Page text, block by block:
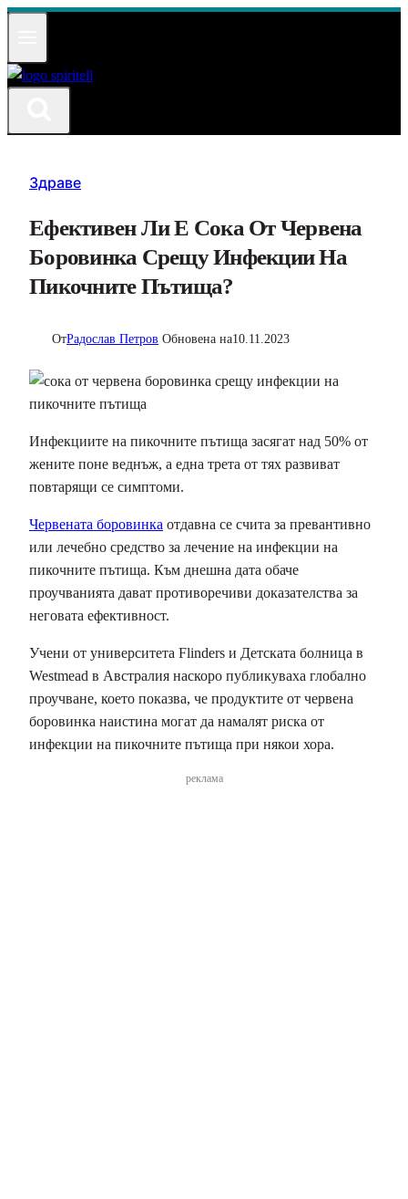
Към
Здраве
Ефективен Ли Е Сока От Червена
Боровинка Срещу Инфекции На
Пикочните Пътища?
ОтРадослав Петров Обновена на10.11.2023
Инфекциите на пикочните пътища засягат над 50% от
жените поне веднъж, а една трета от тях развиват
повтарящи се симптоми.
Червената боровинка отдавна се счита за превантивно
или лечебно средство за лечение на инфекции на
пикочните пътища. Към днешна дата обаче
проучванията дават противоречиви доказателства за
неговата ефективност.
Учени от университета Flinders и Детската болница в
Westmead в Австралия наскоро публикуваха глобално
проучване, което показва, че продуктите от червена
боровинка наистина могат да намалят риска от
инфекции на пикочните пътища при някои хора.
реклама